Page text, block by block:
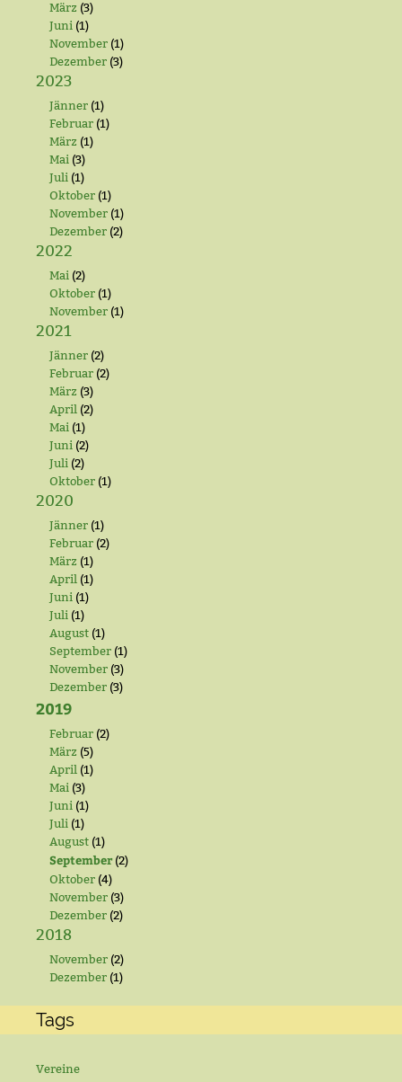
März (3)
Juni (1)
November (1)
Dezember (3)
2023
Jänner (1)
Februar (1)
März (1)
Mai (3)
Juli (1)
Oktober (1)
November (1)
Dezember (2)
2022
Mai (2)
Oktober (1)
November (1)
2021
Jänner (2)
Februar (2)
März (3)
April (2)
Mai (1)
Juni (2)
Juli (2)
Oktober (1)
2020
Jänner (1)
Februar (2)
März (1)
April (1)
Juni (1)
Juli (1)
August (1)
September (1)
November (3)
Dezember (3)
2019
Februar (2)
März (5)
April (1)
Mai (3)
Juni (1)
Juli (1)
August (1)
September(2)
Oktober (4)
November (3)
Dezember (2)
2018
November (2)
Dezember (1)
Tags
Vereine